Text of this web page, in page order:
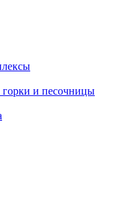
и песочницы